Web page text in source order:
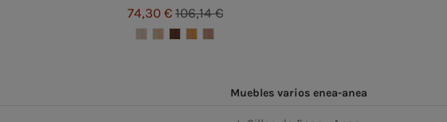
74,30 € 106,14 €
Muebles varios enea-anea